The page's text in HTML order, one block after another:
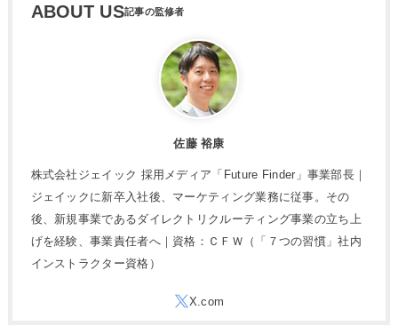
ABOUT US
佐藤 裕康
株式会社ジェイック 採用メディア「Future Finder」事業部長｜
ジェイックに新卒入社後、マーケティング業務に従事。その
後、新規事業であるダイレクトリクルーティング事業の立ち上
げを経験、事業責任者へ｜資格：ＣＦＷ（「７つの習慣」社内
インストラクター資格）